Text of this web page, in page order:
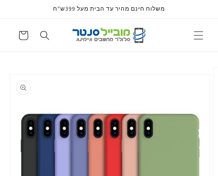
משלוח חינם מהיר עד הבית מעל 399ש"ח
עגלה
על
מוצרים